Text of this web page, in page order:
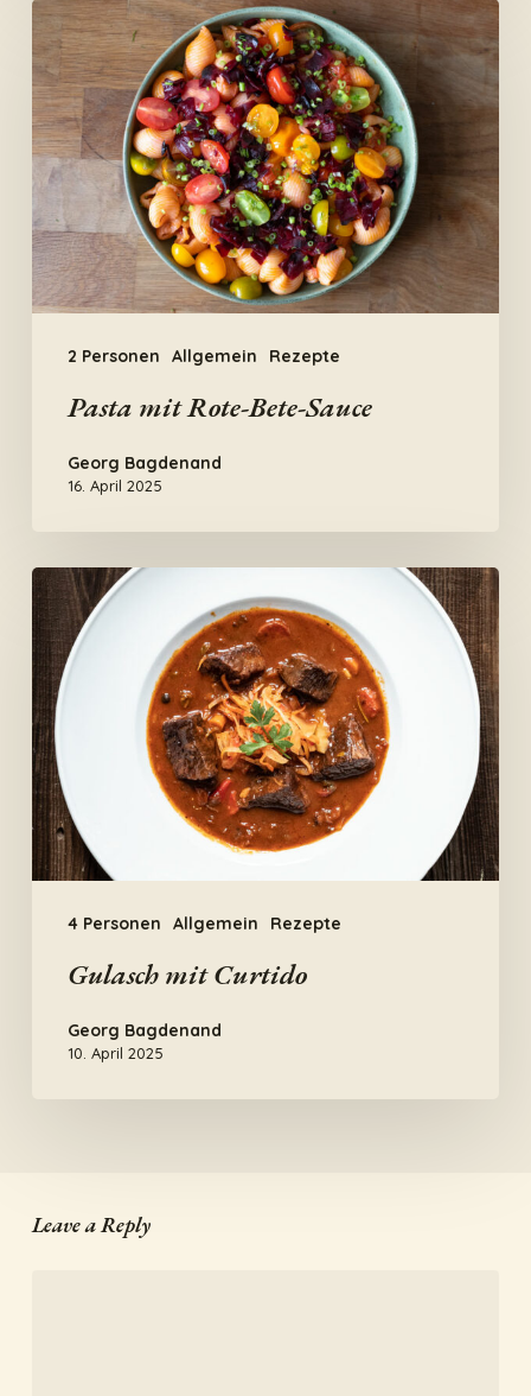
2 Personen Allgemein Rezepte
Pasta
mit
Rote-
Bete-
Sauce
Pasta mit Rote-Bete-Sauce
Georg Bagdenand
16. April 2025
4 Personen Allgemein Rezepte
Gulasch
mit
Curtido
Gulasch mit Curtido
Georg Bagdenand
10. April 2025
Leave a Reply